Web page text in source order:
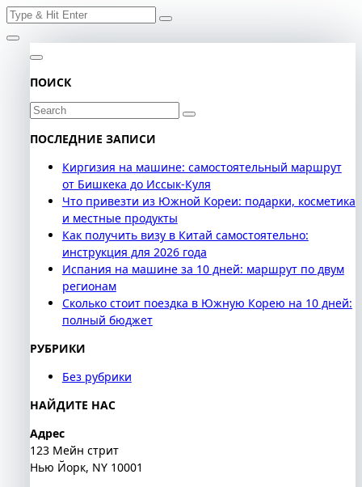
Skip
to
content
Search
ПОИСК
Search
ПОСЛЕДНИЕ ЗАПИСИ
Киргизия на машине: самостоятельный маршрут
от Бишкека до Иссык-Куля
Что привезти из Южной Кореи: подарки, косметика
и местные продукты
Как получить визу в Китай самостоятельно:
инструкция для 2026 года
Испания на машине за 10 дней: маршрут по двум
регионам
Сколько стоит поездка в Южную Корею на 10 дней:
полный бюджет
РУБРИКИ
Без рубрики
НАЙДИТЕ НАС
Адрес
123 Мейн стрит
Нью Йорк, NY 10001